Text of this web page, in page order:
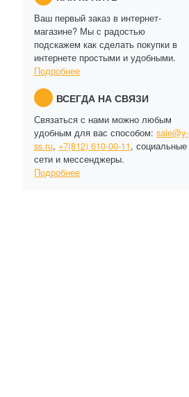
Ваш первый заказ в интернет-
магазине? Мы с радостью
подскажем как сделать покупки в
интернете простыми и удобными.
Подробнее
ВСЕГДА НА СВЯЗИ
Связаться с нами можно любым
удобным для вас способом: sale@y-
ss.ru, +7(812) 610-00-11, социальные
сети и мессенджеры.
Подробнее